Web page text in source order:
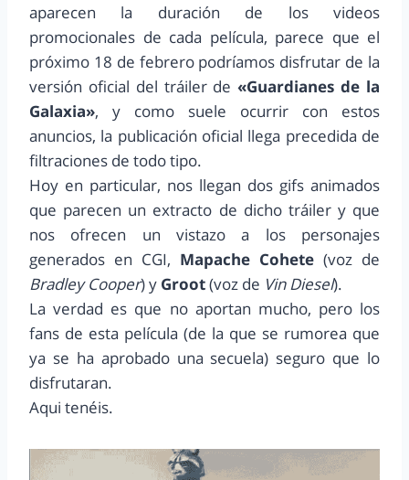
aparecen la duración de los videos
promocionales de cada película, parece que el
próximo 18 de febrero podríamos disfrutar de la
versión oficial del tráiler de«Guardianes de la
Galaxia», y como suele ocurrir con estos
anuncios, la publicación oficial llega precedida de
filtraciones de todo tipo.
Hoy en particular, nos llegan dos gifs animados
que parecen un extracto de dicho tráiler y que
nos ofrecen un vistazo a los personajes
generados en CGI, Mapache Cohete (voz de
Bradley Cooper) y Groot(voz de Vin Diesel).
La verdad es que no aportan mucho, pero los
fans de esta película (de la que se rumorea que
ya se ha aprobado una secuela) seguro que lo
disfrutaran.
Aqui tenéis.